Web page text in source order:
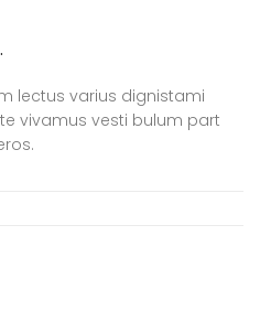
lectus varius dignistami
vivamus vesti bulum part